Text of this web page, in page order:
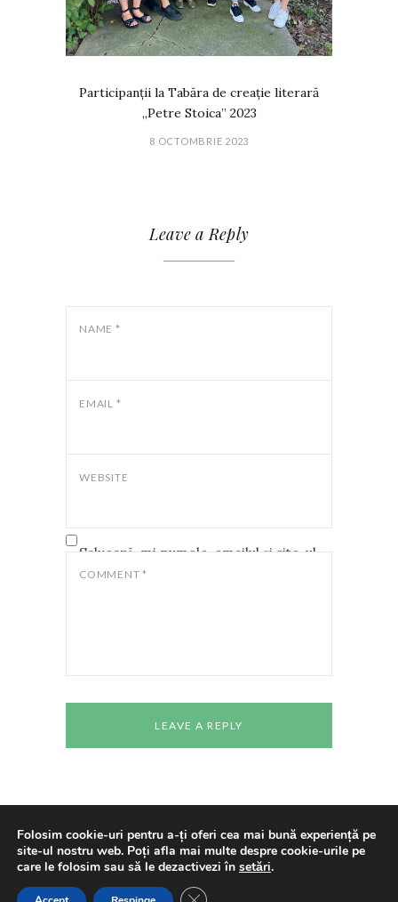
Participanții la Tabăra de creație literară
„Petre Stoica” 2023
8 OCTOMBRIE 2023
Leave a Reply
NAME *
EMAIL *
WEBSITE
Salvează-mi numele, emailul și site-ul
web în acest navigator pentru data
COMMENT *
Copyright © 2024 All rights reserved Casa de
Cultură a Studenților Timișoara Made With
Love By
Cenaclul "Pavel Dan"
Folosim cookie-uri pentru a-ți oferi cea mai bună experiență pe
site-ul nostru web. Poți afla mai multe despre cookie-urile pe
care le folosim sau să le dezactivezi în setări.
CLOSE GDPR COOKIE